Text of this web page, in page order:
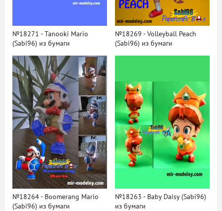
№18271 - Tanooki Mario
(Sabi96) из бумаги
№18269 - Volleyball Peach
(Sabi96) из бумаги
№18264 - Boomerang Mario
(Sabi96) из бумаги
№18263 - Baby Daisy (Sabi96)
из бумаги